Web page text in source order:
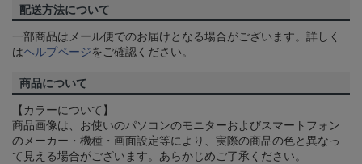
配送方法について
一部商品はメール便でのお届けとなる場合がございます。詳しく
はヘルプページをご確認ください。
商品について
【カラーについて】
商品画像は、お使いのパソコンのモニターおよびスマートフォン
のメーカー・機種・画面設定等により、実際の商品の色と異なっ
て見える場合がございます。あらかじめご了承ください。